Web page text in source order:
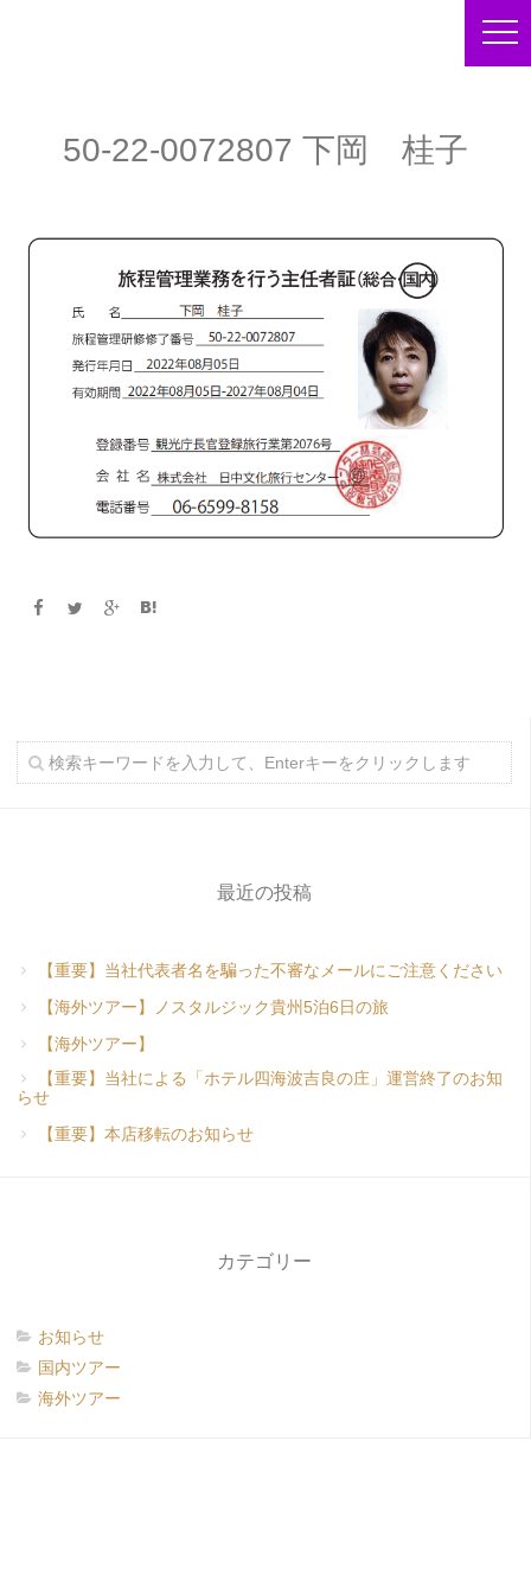
50-22-0072807 下岡 桂子
最近の投稿
【重要】当社代表者名を騙った不審なメールにご注意ください
【海外ツアー】ノスタルジック貴州5泊6日の旅
【海外ツアー】
【重要】当社による「ホテル四海波吉良の庄」運営終了のお知
らせ
【重要】本店移転のお知らせ
カテゴリー
お知らせ
国内ツアー
海外ツアー